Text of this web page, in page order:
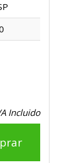
Incluido